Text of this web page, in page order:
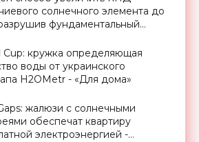
солнечного элемента до
фундаментальный
Cup: кружка определяющая
воды от украинского
H2OMetr - «Для дома»
жалюзи с солнечными
обеспечат квартиру
электроэнергией -